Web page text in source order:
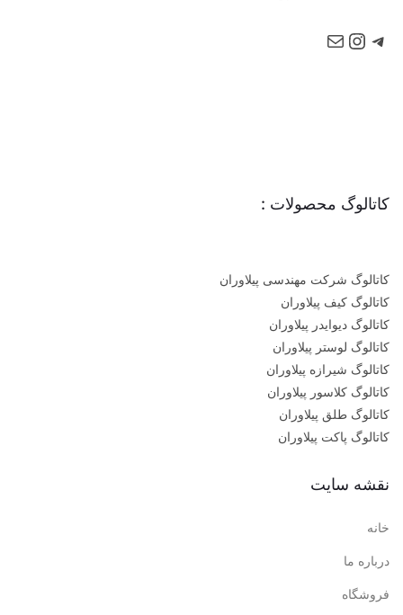
کاتالوگ محصولات :
کاتالوگ شرکت مهندسی پیلاوران
کاتالوگ کیف پیلاوران
کاتالوگ دیوایدر پیلاوران
کاتالوگ لوستر پیلاوران
کاتالوگ شیرازه پیلاوران
کاتالوگ کلاسور پیلاوران
کاتالوگ طلق پیلاوران
کاتالوگ پاکت پیلاوران
نقشه سایت
خانه
درباره ما
فروشگاه